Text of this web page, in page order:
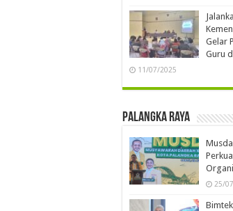
Gelar
Guru
11/07/2025
Palangka Raya
25/